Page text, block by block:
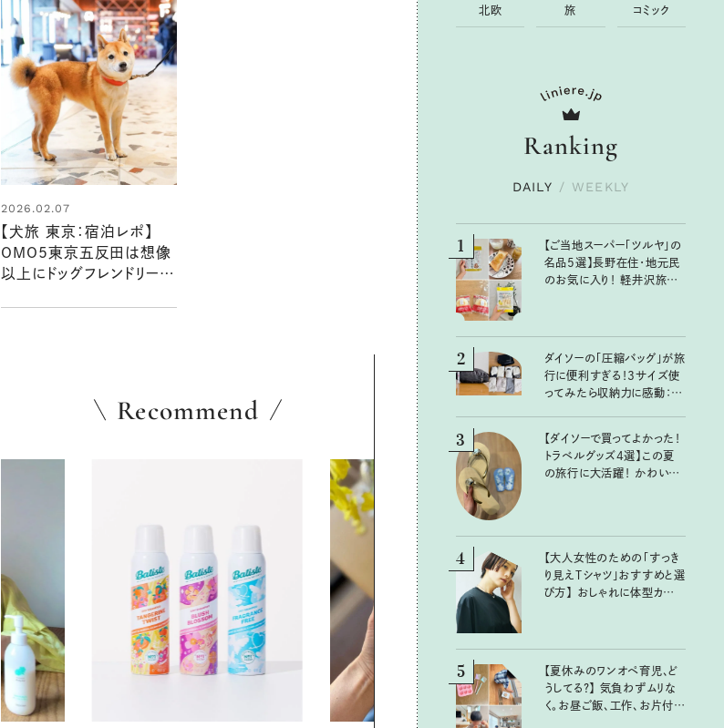
2026.02.07
【犬旅 東京：宿泊レポ】
OMO5東京五反田は想像
以上にドッグフレンドリー！
Recommend
北欧 旅 コ ミ ック
Ranking
DAILY / WEEKLY
1
【ご当地スーパー「ツルヤ」の
名品5選】長野在住・地元民
のお気に入り！ 軽井沢旅の
2
ダイソーの「圧縮バッグ」が旅
行に便利すぎる！3サイズ使
ってみたら収納力に感動：
3
【ダイソーで買ってよかった！
トラベルグッズ4選】この夏
の旅行に大活躍！ かわいく
4
【大人女性のための「すっき
り見えTシャツ」おすすめと選
び方】 おしゃれに体型カバー
5
【夏休みのワンオペ育児、ど
うしてる？】 気負わずムリな
く。お昼ご飯、工作、お片付け